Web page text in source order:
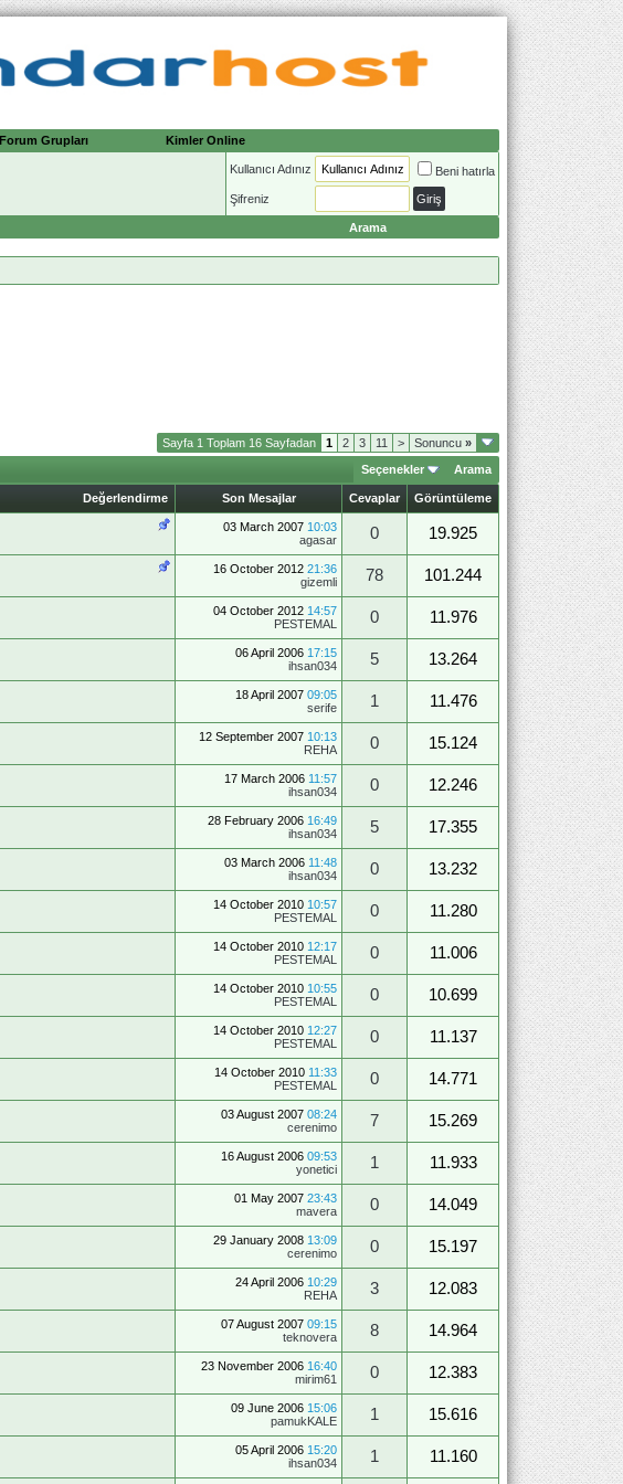
Forum Grupları Kimler Online
Kullanıcı Adınız Beni hatırla
Şifreniz
Arama
Sayfa 1 Toplam 16 Sayfadan 1 2 3 11 > Sonuncu »
Seçenekler Arama
Değerlendirme Son Mesajlar Cevaplar Görüntüleme
03 March 2007 10:03
agasar
0
19.925
16 October 2012 21:36
gizemli
78
101.244
04 October 2012 14:57
PESTEMAL
0
11.976
06 April 2006 17:15
ihsan034
5
13.264
18 April 2007 09:05
serife
1
11.476
12 September 2007 10:13
REHA
0
15.124
17 March 2006 11:57
ihsan034
0
12.246
28 February 2006 16:49
ihsan034
5
17.355
03 March 2006 11:48
ihsan034
0
13.232
14 October 2010 10:57
PESTEMAL
0
11.280
14 October 2010 12:17
PESTEMAL
0
11.006
14 October 2010 10:55
PESTEMAL
0
10.699
14 October 2010 12:27
PESTEMAL
0
11.137
14 October 2010 11:33
PESTEMAL
0
14.771
03 August 2007 08:24
cerenimo
7
15.269
16 August 2006 09:53
yonetici
1
11.933
01 May 2007 23:43
mavera
0
14.049
29 January 2008 13:09
cerenimo
0
15.197
24 April 2006 10:29
REHA
3
12.083
07 August 2007 09:15
teknovera
8
14.964
23 November 2006 16:40
mirim61
0
12.383
09 June 2006 15:06
pamukKALE
1
15.616
05 April 2006 15:20
ihsan034
1
11.160